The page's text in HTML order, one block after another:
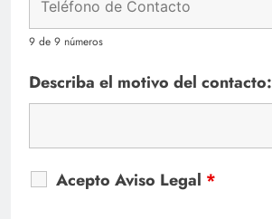
9 de 9 números
Describa el motivo del contacto:
Acepto Aviso Legal *